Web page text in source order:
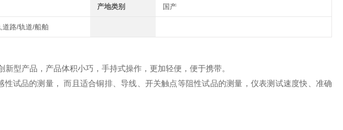
产地类别 国产
路/轨道/船舶
新型产品，产品体积小巧，手持式操作，更加轻便，便于携带。
试品的测量， 而且适合铜排、导线、开关触点等阻性试品的测量，仪表测试速度快、准确